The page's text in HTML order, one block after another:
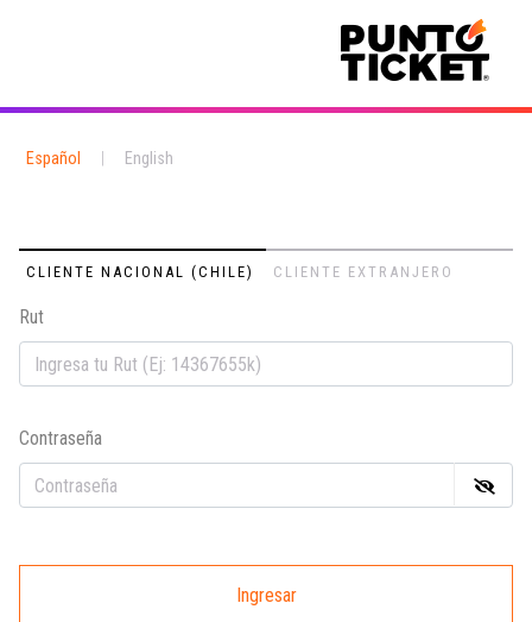
Español English
CLIENTE NACIONAL (CHILE) CLIENTE EXTRANJERO
Rut
Contraseña
Ingresar